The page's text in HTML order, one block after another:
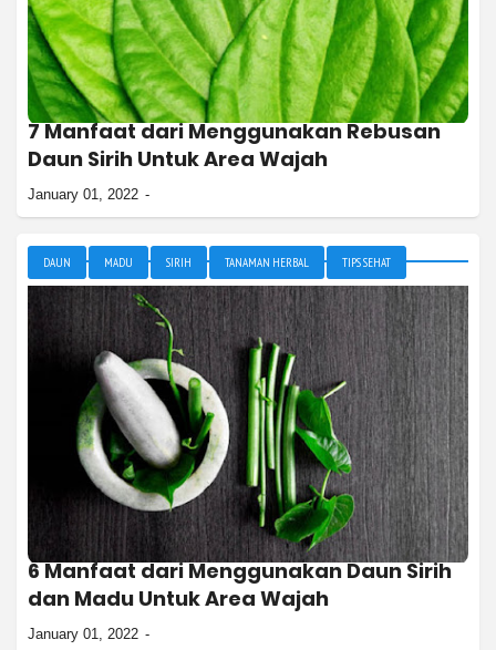
7 Manfaat dari Menggunakan Rebusan
Daun Sirih Untuk Area Wajah
January 01, 2022
DAUN MADU SIRIH TANAMAN HERBAL TIPS SEHAT
6 Manfaat dari Menggunakan Daun Sirih
dan Madu Untuk Area Wajah
January 01, 2022